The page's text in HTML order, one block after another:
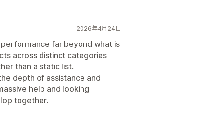
2026年4月24日
far beyond what is
across distinct categories
than a static list.
depth of assistance and
help and looking
together.